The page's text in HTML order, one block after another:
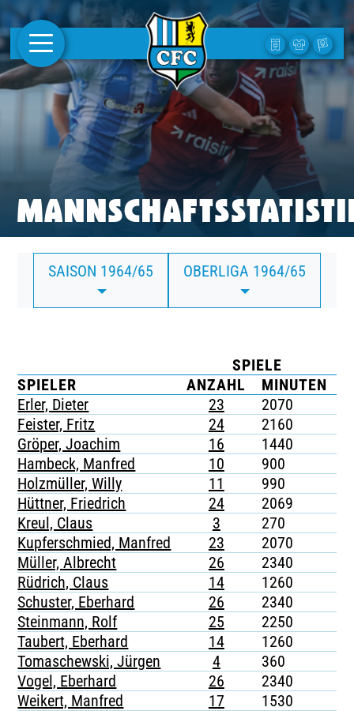
AKTUELLES
1. MANNSCHAFT
FRAUEN
CAMPUS
CLUB
CLUBMITGLIEDSCHAFT
BUSINESS
TICKETING
SAISON 1964/65 OBERLIGA 1964/65
SPIELE
SPIELER
ANZAHL MINUTEN
Erler, Dieter
23 2070
Feister, Fritz
24 2160
Gröper, Joachim
16 1440
Hambeck, Manfred
10 900
Holzmüller, Willy
11 990
Hüttner, Friedrich
24 2069
Kreul, Claus
3 270
Kupferschmied, Manfred
23 2070
Müller, Albrecht
26 2340
Rüdrich, Claus
14 1260
Schuster, Eberhard
26 2340
Steinmann, Rolf
25 2250
Taubert, Eberhard
14 1260
Tomaschewski, Jürgen
4 360
Vogel, Eberhard
26 2340
Weikert, Manfred
17 1530